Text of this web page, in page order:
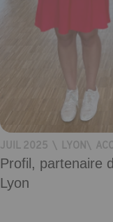
JUIL 2025 \ LYON\
Profil, partenaire
Lyon